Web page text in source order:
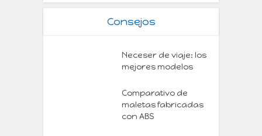
Consejos
Neceser de viaje: los
mejores modelos
Comparativo de
maletas fabricadas
con ABS